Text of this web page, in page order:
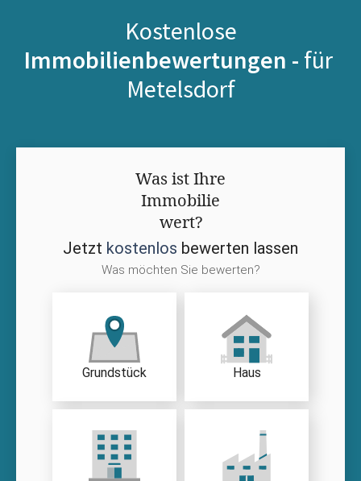
Kostenlose
Immobilienbewertungen - für
Metelsdorf
Was ist Ihre
Immobilie
wert?
Jetzt kostenlos bewerten lassen
Was möchten Sie bewerten?
Grundstück Haus